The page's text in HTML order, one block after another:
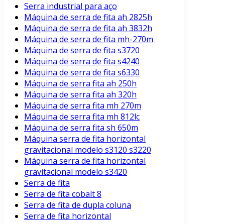
Serra industrial para aço
Máquina de serra de fita ah 2825h
Máquina de serra de fita ah 3832h
Máquina de serra de fita mh-270m
Máquina de serra de fita s3720
Máquina de serra de fita s4240
Máquina de serra de fita s6330
Máquina de serra fita ah 250h
Máquina de serra fita ah 320h
Máquina de serra fita mh 270m
Máquina de serra fita mh 812lc
Máquina de serra fita sh 650m
Máquina serra de fita horizontal
gravitacional modelo s3120 s3220
Máquina serra de fita horizontal
gravitacional modelo s3420
Serra de fita
Serra de fita cobalt 8
Serra de fita de dupla coluna
Serra de fita horizontal